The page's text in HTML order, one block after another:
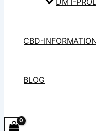
DMT-
CBD-
BLOG